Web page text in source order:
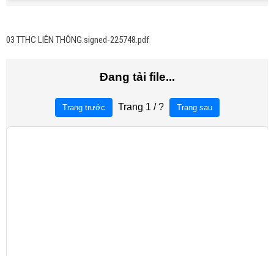
03 TTHC LIÊN THÔNG.signed-225748.pdf